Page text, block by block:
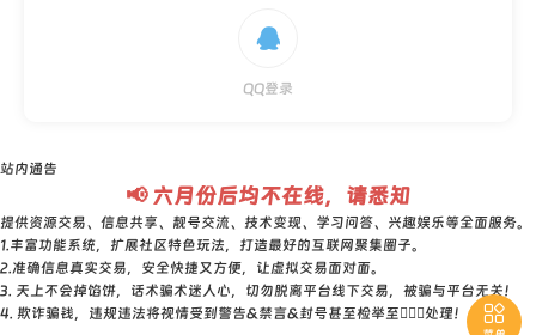

QQ登录

站内通告
📢 六月份后均不在线，请悉知
提供资源交易、信息共享、靓号交流、技术变现、学习问答、兴趣娱乐等全面服务。
1.丰富功能系统，扩展社区特色玩法，打造最好的互联网聚集圈子。
2.准确信息真实交易，安全快捷又方便，让虚拟交易面对面。
3. 天上不会掉馅饼，话术骗术迷人心，切勿脱离平台线下交易，被骗与平台无关！
4. 欺诈骗钱，违规违法将视情受到警告&禁言&封号甚至检举至👮🏻‍♀️处理！